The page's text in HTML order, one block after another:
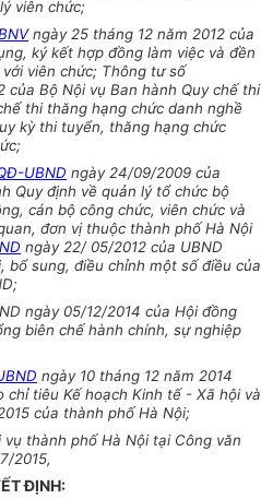
viên chức;
ngày 25 tháng 12 năm 2012 của
ký kết hợp đồng làm việc và đền
viên chức; Thông tư số
của Bộ Nội vụ Ban hành Quy chế thi
thi thăng hạng chức danh nghề
kỳ thi tuyển, thăng hạng chức
UBND ngày 24/09/2009 của
Quy định về quản lý tổ chức bộ
cán bộ công chức, viên chức và
đơn vị thuộc thành phố Hà Nội
ngày 22/ 05/2012 của UBND
bổ sung, điều chỉnh một số điều của
ngày 05/12/2014 của Hội đồng
ng biên chế hành chính, sự nghiệp
ngày 10 tháng 12 năm 2014
chỉtiêu Kế hoạch Kinh tế - Xã hội và
của thành phố Hà Nội;
thành phố Hà Nội tại Công văn
2015,
ẾT ĐỊNH: